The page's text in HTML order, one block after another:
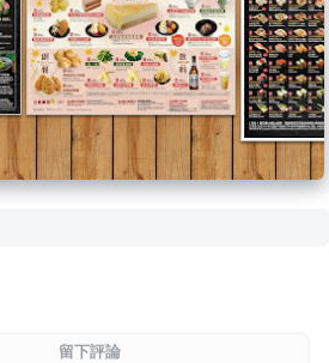
留下評論